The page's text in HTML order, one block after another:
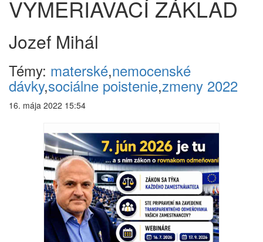
VYMERIAVACÍ ZÁKLAD
Jozef Mihál
Témy: materské,nemocenské
dávky,sociálne poistenie,zmeny 2022
16. mája 2022 15:54